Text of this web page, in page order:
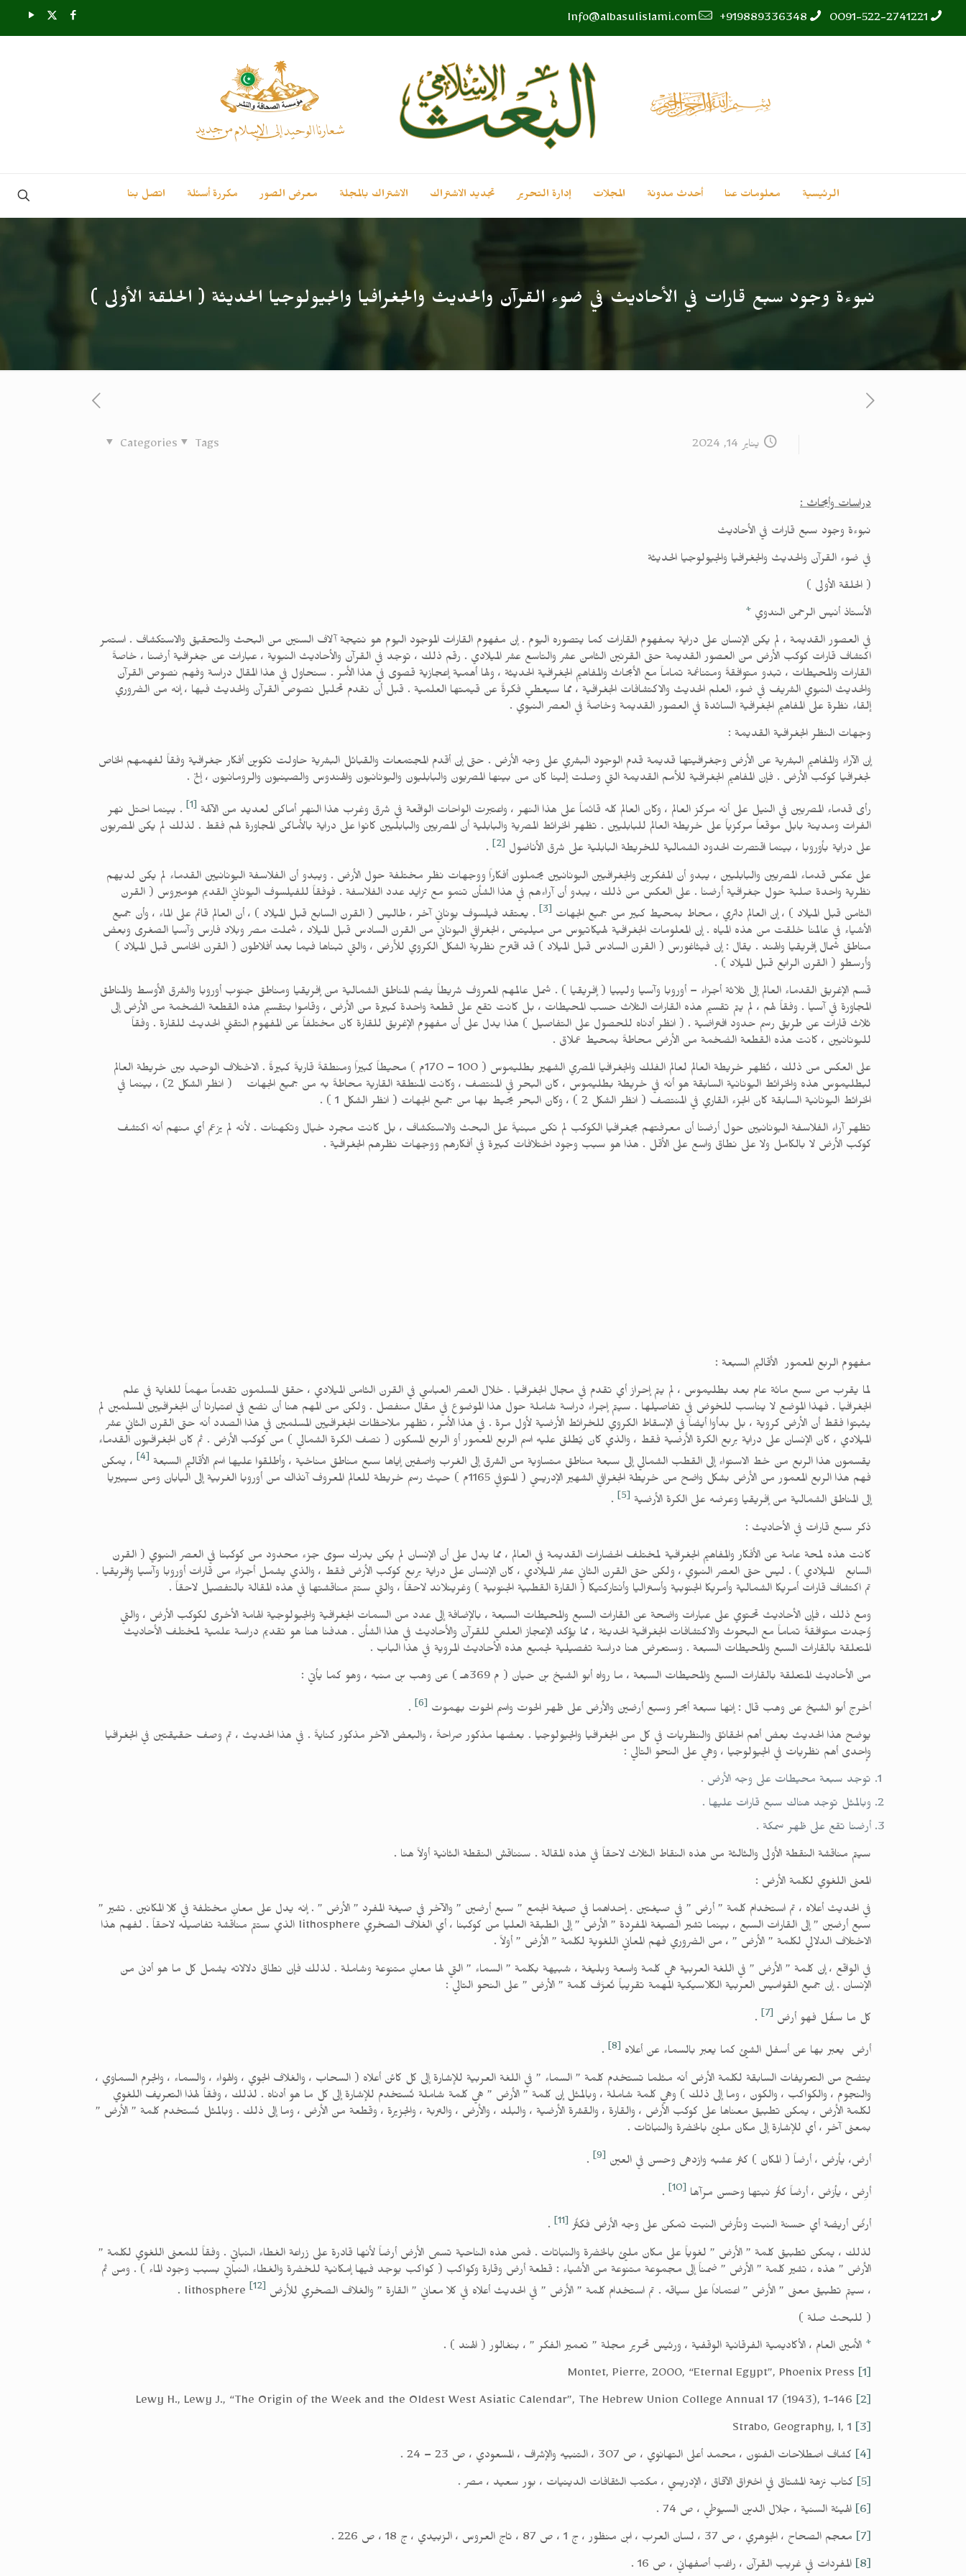
0091-522-2741221
919889336348+
Info@albasulislami.com
الرئيسية معلومات عنا أحدث مدونة المجلات إدارة التحرير تجديد الاشتراك الاشتراك بالمجلة معرض الصور مكررة أسئلة اتصل بنا
نبوءة وجود سبع قارات في الأحاديث في ضوء القرآن والحديث والجغرافيا والجيولوجيا الحديثة ( الحلقة الأولى )
يناير 14, 2024 Categories Tags
دراسات وأبحاث :
نبوءة وجود سبع قارات في الأحاديث
في ضوء القرآن والحديث والجغرافيا والجيولوجيا الحديثة
( الحلقة الأولى )
الأستاذ أنيس الرحمن الندوي *
في العصور القديمة ، لم يكن الإنسان على دراية بمفهوم القارات كما يتصوره اليوم . إن مفهوم القارات الموجود اليوم هو نتيجة آلاف السنين من البحث والتحقيق والاستكشاف . استمر
اكتشاف قارات كوكب الأرض من العصور القديمة حتى القرنين الثامن عشر والتاسع عشر الميلادي . رقم ذلك ، توجد في القرآن والأحاديث النبوية ، عبارات عن جغرافية أرضنا ، خاصةً
القارات والمحيطات ، تبدو متوافقةً ومتناغمة تماماً مع الأبحاث والمفاهيم الجغرافية الحديثة ، ولها أهمية إعجازية قصوى في هذا الأمر . سنحاول في هذا المقال دراسة وفهم نصوص القرآن
والحديث النبوي الشريف في ضوء العلم الحديث والاكتشافات الجغرافية ، مما سيعطي فكرةً عن قيمتها العلمية . قبل أن نقدم تحليل نصوص القرآن والحديث فيها ، إنه من الضروري
إلقاء نظرة على المفاهيم الجغرافية السائدة في العصور القديمة وخاصةً في العصر النبوي .
وجهات النظر الجغرافية القديمة :
إن الآراء والمفاهيم البشرية عن الأرض وجغرافيتها قديمة قدم الوجود البشري على وجه الأرض . حتى إن أقدم المجتمعات والقبائل البشرية حاولت تكوين أفكار جغرافية وفقاً لفهمهم الخاص
لجغرافيا كوكب الأرض . فإن المفاهيم الجغرافية للأمم القديمة التي وصلت إلينا كان من بينها المصريون والبابليون واليونانيون والهندوس والصينيون والرومانيون ، إلخ .
رأى قدماء المصريين في النيل على أنه مركز العالم ، وكان العالم كله قائماً على هذا النهر ، واعتبرت الواحات الواقعة في شرق وغرب هذا النهر أماكن لعديد من الآلهة[1]
. بينما احتل نهر
الفرات ومدينة بابل موقعاً مركزياً على خريطة العالم للبابليين . تظهر الخرائط المصرية والبابلية أن المصريين والبابليين كانوا على دراية بالأماكن المجاورة لهم فقط . لذلك لم يكن المصريون
على دراية بأوروبا ، بينما اقتصرت الحدود الشمالية للخريطة البابلية على شرق الأناضول[2]
.
على عكس قدماء المصريين والبابليين ، يبدو أن المفكرين والجغرافيين اليونانيين يحملون أفكاراً ووجهات نظر مختلفة حول الأرض . ويبدو أن الفلاسفة اليونانيين القدماء لم يكن لديهم
نظرية واحدة صلبة حول جغرافية أرضنا . على العكس من ذلك ، يبدو أن آراءهم في هذا الشأن تنمو مع تزايد عدد الفلاسفة . فوفقاً للفيلسوف اليوناني القديم هوميروس ( القرن
الثامن قبل الميلاد ) ، إن العالم دائري ، محاط بمحيط كبير من جميع الجهات[3]
. يعتقد فيلسوف يوناني آخر ، طاليس ( القرن السابع قبل الميلاد ) ، أن العالم قائم على الماء ، وأن جميع
الأشياء في عالمنا خلقت من هذه المياه . إن المعلومات الجغرافية لهيكاتيوس من ميليتس ، الجغرافي اليوناني من القرن السادس قبل الميلاد ، شملت مصر وبلاد فارس وآسيا الصغرى وبعض
مناطق شمال إفريقيا والهند . يقال : إن فيثاغورس ( القرن السادس قبل الميلاد ) قد اقترح نظرية الشكل الكروي للأرض ، والتي تبناها فيما بعد أفلاطون ( القرن الخامس قبل الميلاد )
وأرسطو ( القرن الرابع قبل الميلاد ) .
قسم الإغريق القدماء العالم إلى ثلاثة أجزاء – أوروبا وآسيا وليبيا ( إفريقيا ) . شمل عالمهم المعروف شريطاً يضم المناطق الشمالية من إفريقيا ومناطق جنوب أوروبا والشرق الأوسط والمناطق
المجاورة في آسيا . وفقاً لهم ، لم يتم تقسيم هذه القارات الثلاث حسب المحيطات ، بل كانت تقع على قطعة واحدة كبيرة من الأرض ، وقاموا بتقسيم هذه القطعة الضخمة من الأرض إلى
ثلاث قارات عن طريق رسم حدود افتراضية . ( انظر أدناه للحصول على التفاصيل ) هذا يدل على أن مفهوم الإغريق للقارة كان مختلفاً عن المفهوم التقني الحديث للقارة . وفقاً
لليونانيين ، كانت هذه القطعة الضخمة من الأرض محاطةً بمحيط عملاق .
على العكس من ذلك ، تُظهر خريطة العالم لعالم الفلك والجغرافيا المصري الشهير بطليموس ( 100 – 170م ) محيطاً كبيراً ومنطقةً قاريةً كبيرةً . الاختلاف الوحيد بين خريطة العالم
لبطليموس هذه والخرائط اليونانية السابقة هو أنه في خريطة بطليموس ، كان البحر في المنتصف ، وكانت المنطقة القارية محاطةً به من جميع الجهات ( انظر الشكل 2) ، بينما في
الخرائط اليونانية السابقة كان الجزء القاري في المنتصف ( انظر الشكل 2 ) ، وكان البحر يحيط بها من جميع الجهات ( انظر الشكل 1 ) .
تظهر آراء الفلاسفة اليونانيين حول أرضنا أن معرفتهم بجغرافيا الكوكب لم تكن مبنيةً على البحث والاستكشاف ، بل كانت مجرد خيال وتكهنات . لأنه لم يزعم أي منهم أنه اكتشف
كوكب الأرض لا بالكامل ولا على نطاق واسع على الأقل . هذا هو سبب وجود اختلافات كبيرة في أفكارهم ووجهات نظرهم الجغرافية .
مفهوم الربع المعمور الأقاليم السبعة :
لما يقرب من سبع مائة عام بعد بطليموس ، لم يتم إحراز أي تقدم في مجال الجغرافيا . خلال العصر العباسي في القرن الثامن الميلادي ، حقق المسلمون تقدماً مهماً للغاية في علم
الجغرافيا . فهذا الموضع لا يناسب للخوض في تفاصيلها . سيتم إجراء دراسة شاملة حول هذا الموضوع في مقال منفصل . ولكن من المهم هنا أن نضع في اعتبارنا أن الجغرافيين المسلمين لم
يثبتوا فقط أن الأرض كروية ، بل بدأوا أيضاً في الإسقاط الكروي للخرائط الأرضية لأول مرة . في هذا الأمر ، تظهر ملاحظات الجغرافيين المسلمين في هذا الصدد أنه حتى القرن الثاني عشر
الميلادي ، كان الإنسان على دراية بربع الكرة الأرضية فقط ، والذي كان يُطلق عليه اسم الربع المعمور أو الربع المسكون ( نصف الكرة الشمالي ) من كوكب الأرض . ثم كان الجغرافيون القدماء
يقسمون هذا الربع من خط الاستواء إلى القطب الشمالي إلى سبعة مناطق متساوية من الشرق إلى الغرب واصفين إياها سبع مناطق مناخية ، وأطلقوا عليها اسم الأقاليم السبعة[4]
، يمكن
فهم هذا الربع المعمور من الأرض بشكل واضح من خريطة الجغرافي الشهير الإدريسي ( المتوفي 1165م ) حيث رسم خريطة للعالم المعروف آنذاك من أوروبا الغربية إلى اليابان ومن سيبيريا
إلى المناطق الشمالية من إفريقيا وعرضه على الكرة الأرضية[5]
.
ذكر سبع قارات في الأحاديث :
كانت هذه لمحة عامة عن الأفكار والمفاهيم الجغرافية لمختلف الحضارات القديمة في العالم ، مما يدل على أن الإنسان لم يكن يدرك سوى جزء محدود من كوكبنا في العصر النبوي ( القرن
السابع الميلادي ) . ليس حتى العصر النبوي ، ولكن حتى القرن الثاني عشر الميلادي ، كان الإنسان على دراية بربع كوكب الأرض فقط ، والذي يشمل أجزاء من قارات أوروبا وآسيا وإفريقيا .
تم اكتشاف قارات أمريكا الشمالية وأمريكا الجنوبية وأستراليا وأنتاركتيكا ( القارة القطبية الجنوبية ) وغرينلاند لاحقاً ، والتي ستتم مناقشتها في هذه المقالة بالتفصيل لاحقاً .
ومع ذلك ، فإن الأحاديث تحتوي على عبارات واضحة عن القارات السبع والمحيطات السبعة ، بالإضافة إلى عدد من السمات الجغرافية والجيولوجية الهامة الأخرى لكوكب الأرض ، والتي
وُجدت متوافقةً تماماً مع البحوث والاكتشافات الجغرافية الحديثة ، مما يؤكد الإعجاز العلمي للقرآن والأحاديث في هذا الشأن . هدفنا هنا هو تقديم دراسة علمية لمختلف الأحاديث
المتعلقة بالقارات السبع والمحيطات السبعة . وستعرض هنا دراسة تفصيلية لجميع هذه الأحاديث المروية في هذا الباب .
من الأحاديث المتعلقة بالقارات السبع والمحيطات السبعة ، ما رواه أبو الشيخ بن حيان ( م 369هـ ) عن وهب بن منبه ، وهو كما يأتي :
أخرج أبو الشيخ عن وهب قال : إنها سبعة أبحر وسبع أرضين والأرض على ظهر الحوت واسم الحوت بهموت[6]
.
يوضح هذا الحديث بعض أهم الحقائق والنظريات في كل من الجغرافيا والجيولوجيا . بعضها مذكور صراحةً ، والبعض الآخر مذكور كنايةً . في هذا الحديث ، تم وصف حقيقتين في الجغرافيا
وإحدى أهم نظريات في الجيولوجيا ، وهي على النحو التالي :
توجد سبعة محيطات على وجه الأرض .
وبالمثل توجد هناك سبع قارات عليها .
أرضنا تقع على ظهر سمكة .
سيتم مناقشة النقطة الأولى والثالثة من هذه النقاط الثلاث لاحقاً في هذه المقالة . سنناقش النقطة الثانية أولاً هنا .
المعنى اللغوي لكلمة الأرض :
في الحديث أعلاه ، تم استخدام كلمة ” أرض ” في صيغتين . إحداهما في صيغة الجمع ” سبع أرضين ” والآخر في صيغة المفرد ” الأرض ” . إنه يدل على معانٍ مختلفة في كلا المكانين . تشير ”
سبع أرضين ” إلى القارات السبع ، بينما تشير الصيغة المفردة ” الأرض ” إلى الطبقة العليا من كوكبنا ، أي الغلاف الصخري lithosphere الذي ستتم مناقشة تفاصيله لاحقاً . لفهم هذا
الاختلاف الدلالي لكلمة ” الأرض ” ، من الضروري فهم المعاني اللغوية لكلمة ” الأرض ” أولاً .
في الواقع ، إن كلمة ” الأرض ” في اللغة العربية هي كلمة واسعة وبليغة ، شبيهة بكلمة ” السماء ” التي لها معانٍ متنوعة وشاملة . لذلك فإن نطاق دلالاته يشمل كل ما هو أدنى من
الإنسان . إن جميع القواميس العربية الكلاسيكية المهمة تقريباً تُعرَّف كلمة ” الأرض ” على النحو التالي :
كل ما سفُل فهو أرض[7]
.
أرض يعبر بها عن أسفل الشيئ كما يعبر بالسماء عن أعلاه[8]
.
يتضح من التعريفات السابقة لكلمة الأرض أنه مثلما تستخدم كلمة ” السماء ” في اللغة العربية للإشارة إلى كل كائن أعلاه ( السحاب ، والغلاف الجوي ، والهواء ، والسماء ، والجرم السماوي ،
والنجوم ، والكواكب ، والكون ، وما إلى ذلك ) وهي كلمة شاملة ، وبالمثل إن كلمة ” الأرض ” هي كلمة شاملة تُستخدم للإشارة إلى كل ما هو أدناه . لذلك ، وفقاً لهذا التعريف اللغوي
لكلمة الأرض ، يمكن تطبيق معناها على كوكب الأرض ، والقارة ، والقشرة الأرضية ، والبلد ، والأرض ، والتربة ، والجزيرة ، وقطعة من الأرض ، وما إلى ذلك . وبالمثل تُستخدم كلمة ” الأرض ”
بمعنى آخر ، أي للإشارة إلى مكان مليئ بالخضرة والنباتات .
أرض، يأرض ، أرضاً ( المكان ) كثر عشبه وازدهى وحسن في العين[9]
.
أرِض ، يأرَض ، أرضاً كثُر نبتها وحسن مرآها[10]
.
أرضٌ أريضة أي حسنة النبت وتأرض النبت تمكن على وجه الأرض فكثُر[11]
.
لذلك ، يمكن تطبيق كلمة ” الأرض ” لغوياً على مكان مليئ بالخضرة والنباتات . فمن هذه الناحية تسمى الأرض أرضاً لأنها قادرة على زراعة الغطاء النباتي . وفقاً للمعنى اللغوي لكلمة ”
الأرض ” هذه ، تشير كلمة ” الأرض ” ضمناً إلى مجموعة متنوعة من الأشياء : قطعة أرض وقارة وكواكب ( كواكب يوجد فيها إمكانية للخضرة والغطاء النباتي بسبب وجود الماء ) . ومن ثم
، سيتم تطبيق معنى ” الأرض ” اعتماداً على سياقه . تم استخدام كلمة ” الأرض ” في الحديث أعلاه في كلا معاني ” القارة ” والغلاف الصخري للأرض lithosphere[12]
.
( للبحث صلة )
* الأمين العام ، الأكاديمية الفرقانية الوقفية ، ورئيس تحرير مجلة ” تعمير الفكر ” ، بنغالور ( الهند ) .
[1]
[2]
[3]
[4]
كشاف اصطلاحات الفنون ، محمد أعلى التهانوي ، ص 307 ، التنبيه والإشراف ، المسعودي ، ص 23 – 24 .
[5]
كتاب نزهة المشتاق في اختراق الآفاق ، الإدريسي ، مكتب الثقافات الدينيات ، بور سعيد ، مصر .
[6]
الهيئة السنية ، جلال الدين السيوطي ، ص 74 .
[7]
معجم الصحاح ، الجوهري ، ص 37 ، لسان العرب ، ابن منظور ، ج 1 ، ص 87 ، تاج العروس ، الزبيدي ، ج 18 ، ص 226 .
[8]
المفردات في غريب القرآن ، راغب أصفهاني ، ص 16 .